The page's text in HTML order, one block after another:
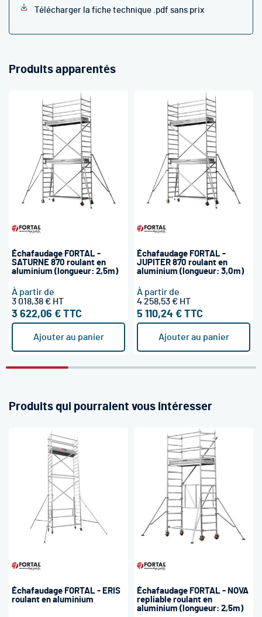
Télécharger la fiche technique .pdf sans prix
Produits apparentés
Échafaudage FORTAL -
SATURNE 870 roulant en
aluminium (longueur: 2,5m)
À partir de
3 622,06 €
3 018,38 €
Ajouter au panier
Échafaudage FORTAL -
JUPITER 870 roulant en
aluminium (longueur: 3,0m)
À partir de
5 110,24 €
4 258,53 €
Ajouter au panier
Produits qui pourraient vous intéresser
Échafaudage FORTAL - ERIS
roulant en aluminium
Échafaudage FORTAL - NOVA
repliable roulant en
aluminium (longueur: 2,5m)